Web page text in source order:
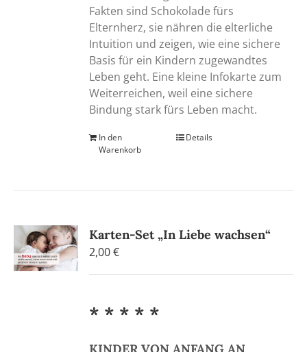
Fakten sind Schokolade fürs
Elternherz, sie nähren die elterliche
Intuition und zeigen, wie eine sichere
Basis für ein Kindern zugewandtes
Leben geht. Eine kleine Infokarte zum
Weiterreichen, weil eine sichere
Bindung stark fürs Leben macht.
In den
Warenkorb
Details
Karten-Set „In Liebe wachsen“
2,00€
* * * * *
KINDER VON ANFANG AN